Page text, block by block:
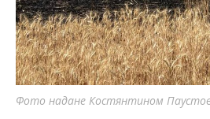
Фото надане Костянтином